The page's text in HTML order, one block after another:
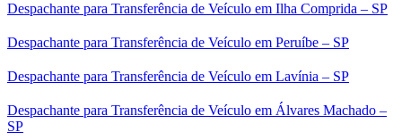
Despachante para Transferência de Veículo em Ilha Comprida – SP
Despachante para Transferência de Veículo em Peruíbe – SP
Despachante para Transferência de Veículo em Lavínia – SP
Despachante para Transferência de Veículo em Álvares Machado –
SP